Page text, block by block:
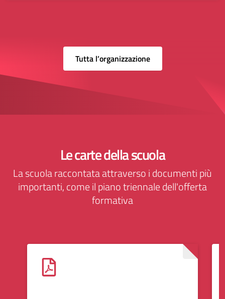
Tutta l’organizzazione
Le carte della scuola
La scuola raccontata attraverso i documenti più
importanti, come il piano triennale dell'offerta
formativa